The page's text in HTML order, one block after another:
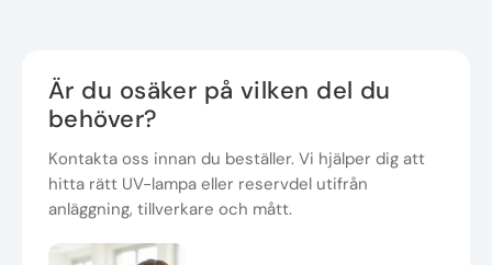
Är du osäker på vilken del du
behöver?
Kontakta oss innan du beställer. Vi hjälper dig att
hitta rätt UV-lampa eller reservdel utifrån
anläggning, tillverkare och mått.